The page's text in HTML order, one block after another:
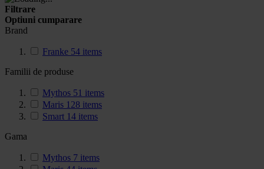
Filtrare
Optiuni cumparare
Brand
Franke 54 items
Familii de produse
Mythos 51 items
Maris 128 items
Smart 14 items
Gama
Mythos 7 items